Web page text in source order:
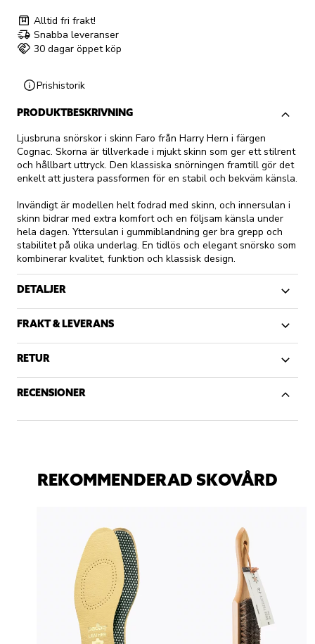
Alltid fri frakt!
Snabba leveranser
30 dagar öppet köp
Prishistorik
PRODUKTBESKRIVNING
Ljusbruna snörskor i skinn Faro från Harry Hern i färgen
Cognac. Skorna är tillverkade i mjukt skinn som ger ett stilrent
och hållbart uttryck. Den klassiska snörningen framtill gör det
enkelt att justera passformen för en stabil och bekväm känsla.
Invändigt är modellen helt fodrad med skinn, och innersulan i
skinn bidrar med extra komfort och en följsam känsla under
hela dagen. Yttersulan i gummiblandning ger bra grepp och
stabilitet på olika underlag. En tidlös och elegant snörsko som
kombinerar kvalitet, funktion och klassisk design.
DETALJER
FRAKT & LEVERANS
RETUR
RECENSIONER
REKOMMENDERAD SKOVÅRD